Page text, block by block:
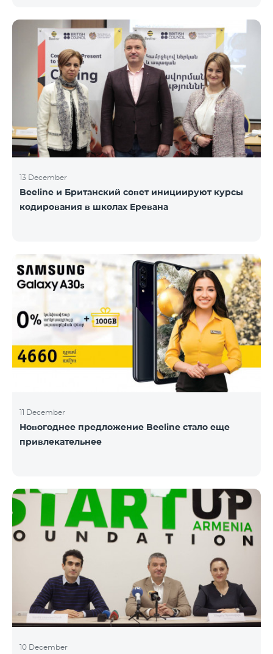
ассоциация» и при содействии Beeline.
Награждение проводится с целью дать оценку
проделанной работе в сфере общественных
связей и коммуникаций, одновременно озвучить
имеющиеся в сфере проблемы, достижения и
вызовы. Армянская PR-ассоциация в течение года
проводила мониторинг происходящих в этой
области событий на основе
13 December
Beeline и Британский совет инициируют курсы
кодирования в школах Еревана
11 December
Новогоднее предложение Beeline стало еще
привлекательнее
10 December